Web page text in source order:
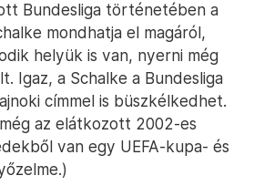
Bundesliga történetében a
mondhatja el magáról,
helyük is van, nyerni még
Igaz, a Schalke a Bundesliga
címmel is büszkélkedhet.
az elátkozott 2002-es
van egy UEFA-kupa- és